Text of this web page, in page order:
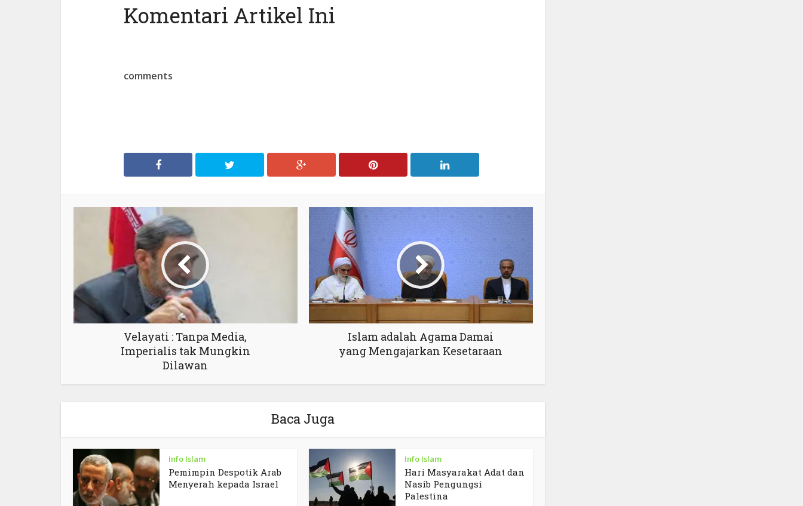
Komentari Artikel Ini
comments
Velayati : Tanpa Media,
Imperialis tak Mungkin
Dilawan
Islam adalah Agama Damai
yang Mengajarkan Kesetaraan
Baca Juga
Info Islam
Pemimpin Despotik Arab
Menyerah kepada Israel
Info Islam
Hari Masyarakat Adat dan
Nasib Pengungsi
Palestina